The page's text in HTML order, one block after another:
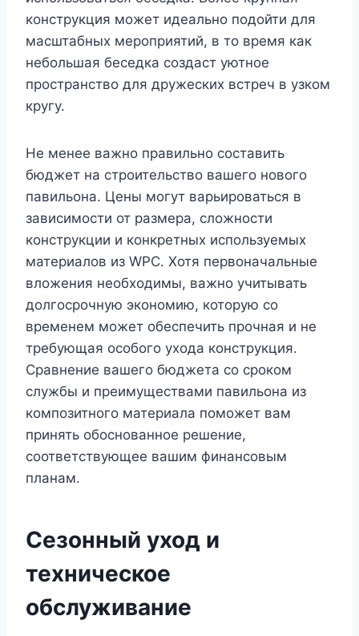
конструкция может идеально подойти для
масштабных мероприятий, в то время как
небольшая беседка создаст уютное
пространство для дружеских встреч в узком
кругу.
Не менее важно правильно составить
бюджет на строительство вашего нового
павильона. Цены могут варьироваться в
зависимости от размера, сложности
конструкции и конкретных используемых
материалов из WPC. Хотя первоначальные
вложения необходимы, важно учитывать
долгосрочную экономию, которую со
временем может обеспечить прочная и не
требующая особого ухода конструкция.
Сравнение вашего бюджета со сроком
службы и преимуществами павильона из
композитного материала поможет вам
принять обоснованное решение,
соответствующее вашим финансовым
планам.
Сезонный уход и
техническое
обслуживание